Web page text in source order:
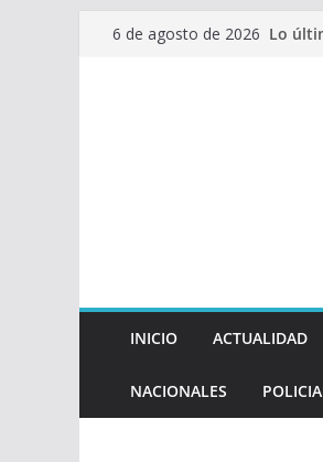
Saltar6 de agosto de 2026 Lo
INICIO ACTUALIDAD
NACIONALES